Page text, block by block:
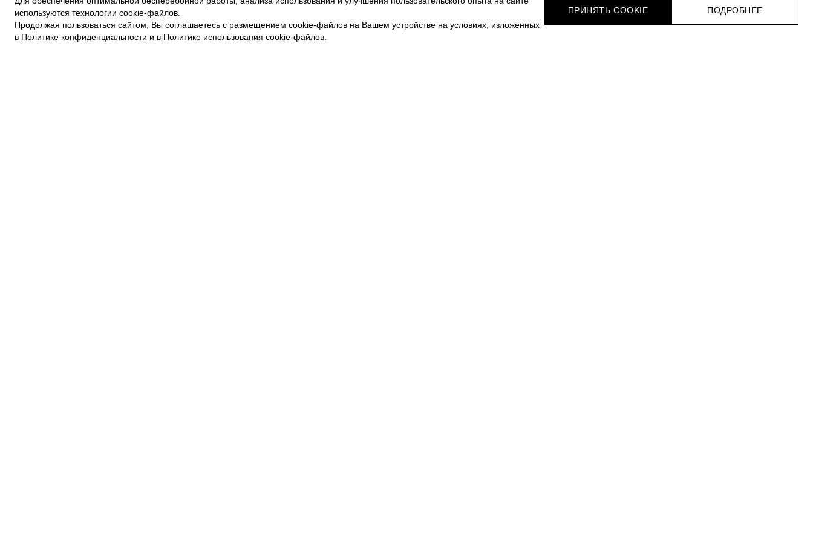
используются технологии cookie-файлов.
Продолжая пользоваться сайтом, Вы соглашаетесь с размещением cookie-файлов на Вашем устройстве на условиях, изложенных
в Политике конфиденциальности и в Политике использования cookie-файлов
ПРИНЯТЬ COOKIE ПОДРОБНЕЕ
ПОЛИТИКА КОНФИДЕНЦИАЛЬНОСТИ
ПОЛИТИКА COOKIE
УСЛОВИЯ ПОКУПКИ
КАРЬЕРА
ТЕЛЕГРАМ